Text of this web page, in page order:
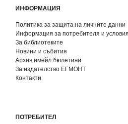
ИНФОРМАЦИЯ
Политика за защита на личните данни
Информация за потребителя и
За библиотеките
Новини и събития
Архив имейл бюлетини
За издателство ЕГМОНТ
Контакти
ПОТРЕБИТЕЛ